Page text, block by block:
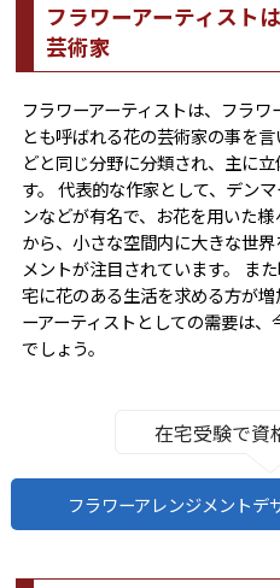
フラワーアーティスト
芸術家
フラワーアーティストは、フラ
とも呼ばれる花の芸術家の事を
どと同じ分野に分類され、主に
す。 代表的な作家として、デン
ンなどが有名で、お花を用いた
から、小さな空間内に大きな世
メントが注目されています。 ま
宅に花のある生活を求める方が
ーアーティストとしての需要は
でしょう。
在宅受験で資
フラワーアレンジメントデ